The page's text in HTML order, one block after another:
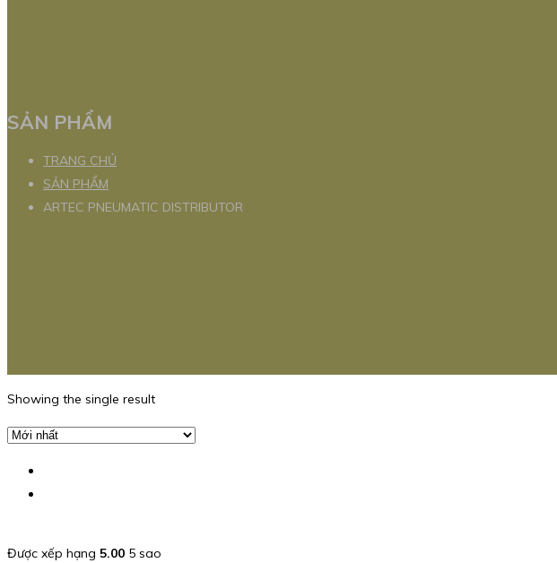
SẢN PHẨM
TRANG CHỦ
SẢN PHẨM
ARTEC PNEUMATIC DISTRIBUTOR
Showing the single result
Được xếp hạng 5.00 5 sao